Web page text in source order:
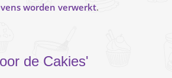
worden verwerkt.
de Cakies'